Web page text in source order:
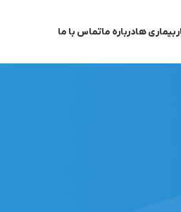
بیماری هادرباره ماتماس با ما